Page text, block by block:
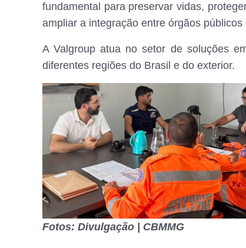
fundamental para preservar vidas,
ampliar a integração entre órgãos
A Valgroup atua no setor de soluções
diferentes regiões do Brasil e do exterior.
Fotos: Divulgação | CBMMG